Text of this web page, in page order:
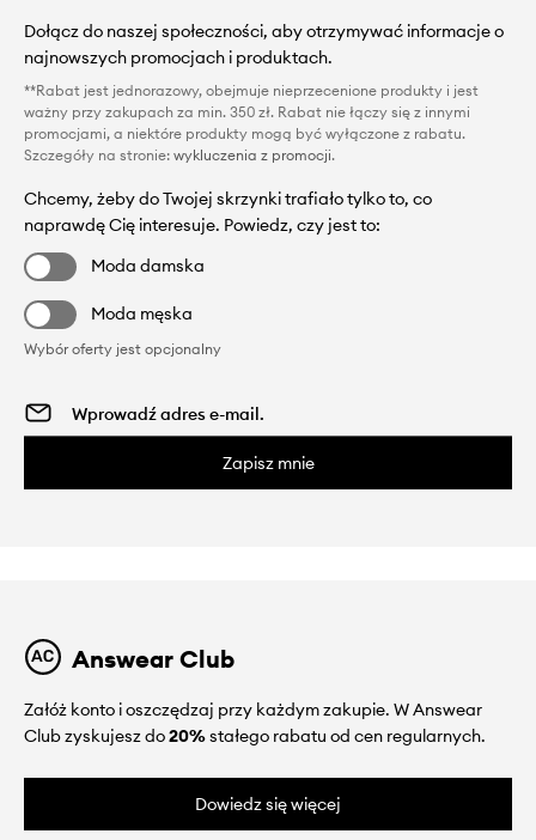
Dołącz do naszej społeczności, aby otrzymywać informacje o
najnowszych promocjach i produktach.
**Rabat jest jednorazowy, obejmuje nieprzecenione produkty i jest
ważny przy zakupach za min. 350 zł. Rabat nie łączy się z innymi
promocjami, a niektóre produkty mogą być wyłączone z rabatu.
Szczegóły na stronie: wykluczenia z promocji.
Chcemy, żeby do Twojej skrzynki trafiało tylko to, co
naprawdę Cię interesuje. Powiedz, czy jest to:
Moda damska
Moda męska
Wybór oferty jest opcjonalny
Zapisz mnie
Answear Club
Załóż konto i oszczędzaj przy każdym zakupie. W Answear
Club zyskujesz do20%stałego rabatu od cen regularnych.
Dowiedz się więcej